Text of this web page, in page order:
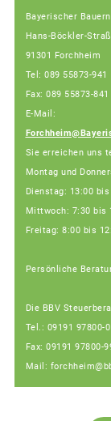
Bayerischer
Hans-Böckler-
91301 Forchheim
Tel: 089 55873-941
Fax: 089 55873-841
E-Mail:
Sie erreichen uns
Montag und
Dienstag: 13:00
Mittwoch: 7:30 bis
Freitag: 8:00 bis
Persönliche
Die BBV
Tel.: 09191 97800-0
Fax: 09191 97800-
Mail: